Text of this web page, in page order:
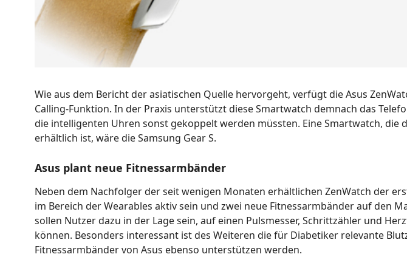
Wie aus dem Bericht der asiatischen Quelle hervorgeht, verfügt die Asus
Calling-Funktion. In der Praxis unterstützt diese Smartwatch demnach das
die intelligenten Uhren sonst gekoppelt werden müssten. Eine Smartwatch, die
erhältlich ist, wäre die Samsung Gear S.
Asus plant neue Fitnessarmbänder
Neben dem Nachfolger der seit wenigen Monaten erhältlichen ZenWatch der
im Bereich der Wearables aktiv sein und zwei neue Fitnessarmbänder auf den
sollen Nutzer dazu in der Lage sein, auf einen Pulsmesser, Schrittzähler und
können. Besonders interessant ist des Weiteren die für Diabetiker relevante
Fitnessarmbänder von Asus ebenso unterstützen werden.